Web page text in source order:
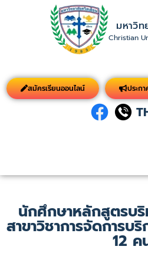
มหาวิท
Christian
สมัครเรียนออนไลน์ ประก
นักศึกษาหลักสูตรบ
สาขาวิชาการจัดการบ
12 ค